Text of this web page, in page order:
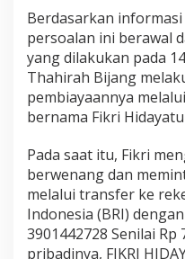
Berdasarkan
persoalan ini berawal
yang dilakukan pada
Thahirah Bijang
pembiayaannya
bernama Fikri
Pada saat itu, Fikri
berwenang dan
melalui transfer ke
Indonesia (BRI)
3901442728 Senilai Rp
pribadinya, FIKRI